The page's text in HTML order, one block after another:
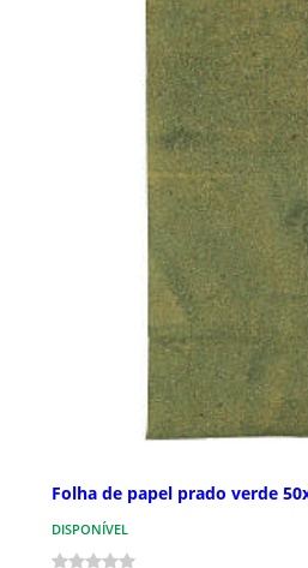
Folha de papel prado verde
DISPONÍVEL